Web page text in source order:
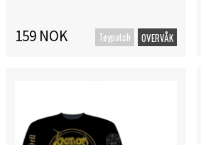
159 NOK Tøypatch OVERVÅK